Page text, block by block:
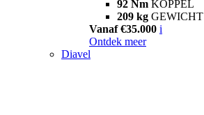
92 Nm KOPPEL
209 kg GEWICHT
Vanaf €35.000 i
Ontdek meer
Diavel